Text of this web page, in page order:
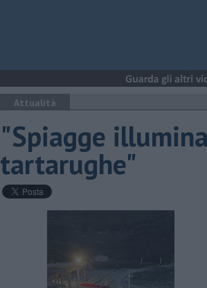
Attualità
"Spiagge
tartarughe"